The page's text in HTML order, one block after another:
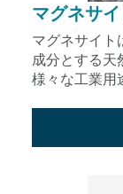
マグネサイ
マグネサイト
成分とする天
様々な工業用